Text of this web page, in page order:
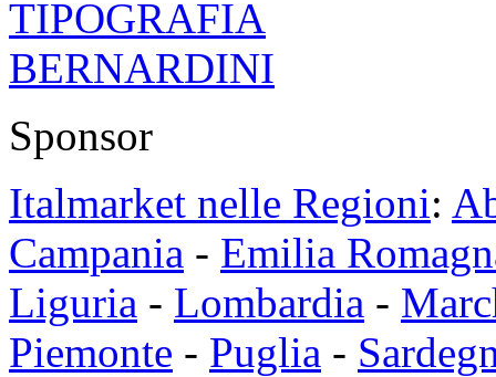
Sponsor
Italmarket nelle Regioni:
Campania - Emilia
Liguria - Lombardia -
Piemonte - Puglia -